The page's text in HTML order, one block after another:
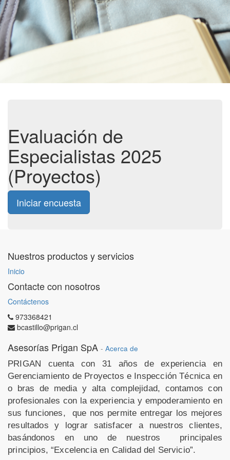
Evaluación de
Especialistas 2025
(Proyectos)
Iniciar encuesta
Nuestros productos y servicios
Inicio
Contacte con nosotros
Contáctenos
973368421
bcastillo@prigan.cl
Asesorías Prigan SpA - Acerca de
PRIGAN cuenta con 31 años de experiencia en
Gerenciamiento de Proyectos e Inspección Técnica en
o bras de media y alta complejidad, contamos con
profesionales con la experiencia y empoderamiento en
sus funciones,
que nos permite entregar los mejores
resultados y lograr satisfacer a nuestros clientes,
basándonos en uno de nuestros
principales
principios, “Excelencia en Calidad del Servicio”.